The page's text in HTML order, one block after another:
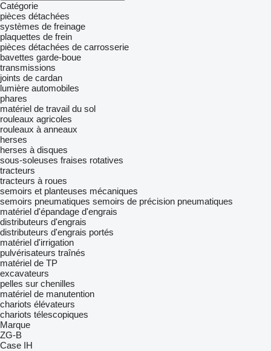
Catégorie
pièces détachées
systèmes de freinage
plaquettes de frein
pièces détachées de carrosserie
bavettes garde-boue
transmissions
joints de cardan
lumière automobiles
phares
matériel de travail du sol
rouleaux agricoles
rouleaux à anneaux
herses
herses à disques
sous-soleuses fraises rotatives
tracteurs
tracteurs à roues
semoirs et planteuses mécaniques
semoirs pneumatiques semoirs de précision pneumatiques
matériel d'épandage d'engrais
distributeurs d'engrais
distributeurs d'engrais portés
matériel d'irrigation
pulvérisateurs traînés
matériel de TP
excavateurs
pelles sur chenilles
matériel de manutention
chariots élévateurs
chariots télescopiques
Marque
ZG-B
Case IH